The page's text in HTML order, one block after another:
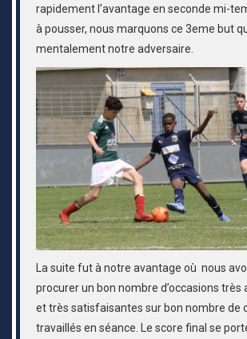
rapidement l’avantage en seconde mi-
à pousser, nous marquons ce 3eme but
mentalement notre adversaire.
La suite fut à notre avantage où nous
procurer un bon nombre d’occasions très
et très satisfaisantes sur bon nombre de
travaillés en séance. Le score final se